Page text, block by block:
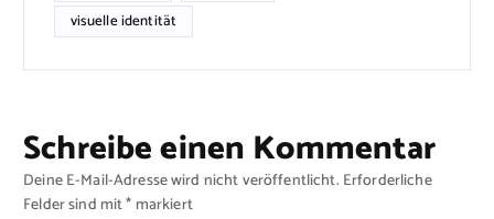
visuelle identität
Schreibe einen Kommentar
Deine E-Mail-Adresse wird nicht veröffentlicht. Erforderliche
Felder sind mit*markiert